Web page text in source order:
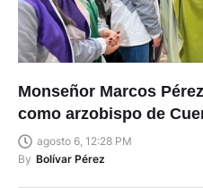
Monseñor Marcos
como arzobispo de
agosto 6, 12:28 PM
By
Bolívar Pérez